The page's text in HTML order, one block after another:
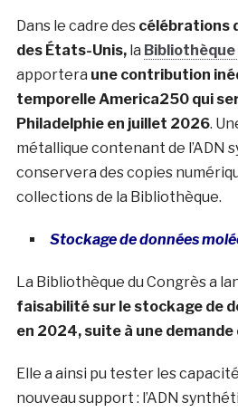
Dans le cadre des célébrations
des États-Unis, la Bibliothèque
apportera une contribution
temporelle America250 qui
Philadelphie en juillet 2026.
métallique contenant de l’ADN
conservera des copies
collections de la Bibliothèque.
Stockage de données
La Bibliothèque du Congrès a
faisabilité sur le stockage de
en 2024, suite à une demande
Elle a ainsi pu tester les
nouveau support : l’ADN